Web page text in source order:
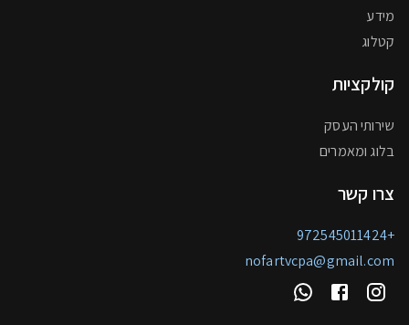
מידע
קטלוג
קולקציות
שירותי העסק
בלוג ומאמרים
צרו קשר
+972545011424
nofartvcpa@gmail.com